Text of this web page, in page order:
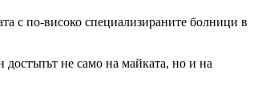
с по-високо специализираните болници в
достъпът не само на майката, но и на